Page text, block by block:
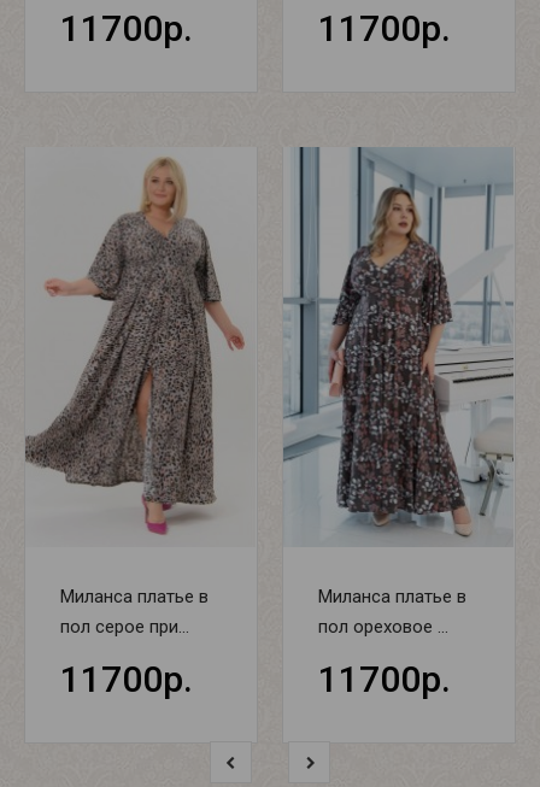
11700р. 11700р.
Миланса платье в
пол серое при...
11700р.
Миланса платье в
пол ореховое ...
11700р.